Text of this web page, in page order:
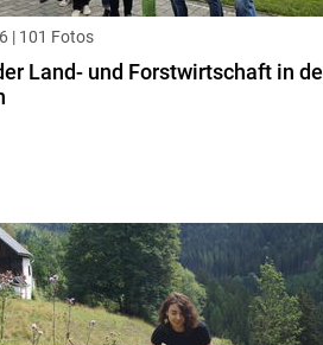
| 101 Fotos
Land- und Forstwirtschaft in de